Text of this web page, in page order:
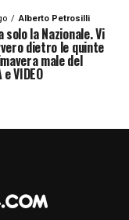
Alberto Petrosilli
la Nazionale. Vi
dietro le quinte
male del
VIDEO